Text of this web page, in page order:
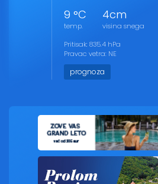
9 °C
temp.
4cm
visina snega
Pritisak: 835.4 hPa
Pravac vetra: NE
prognoza